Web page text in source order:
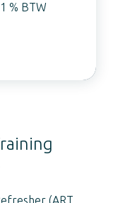
% BTW
(ART